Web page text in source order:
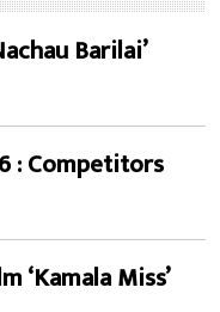
Barilai’
: Competitors
‘Kamala Miss’